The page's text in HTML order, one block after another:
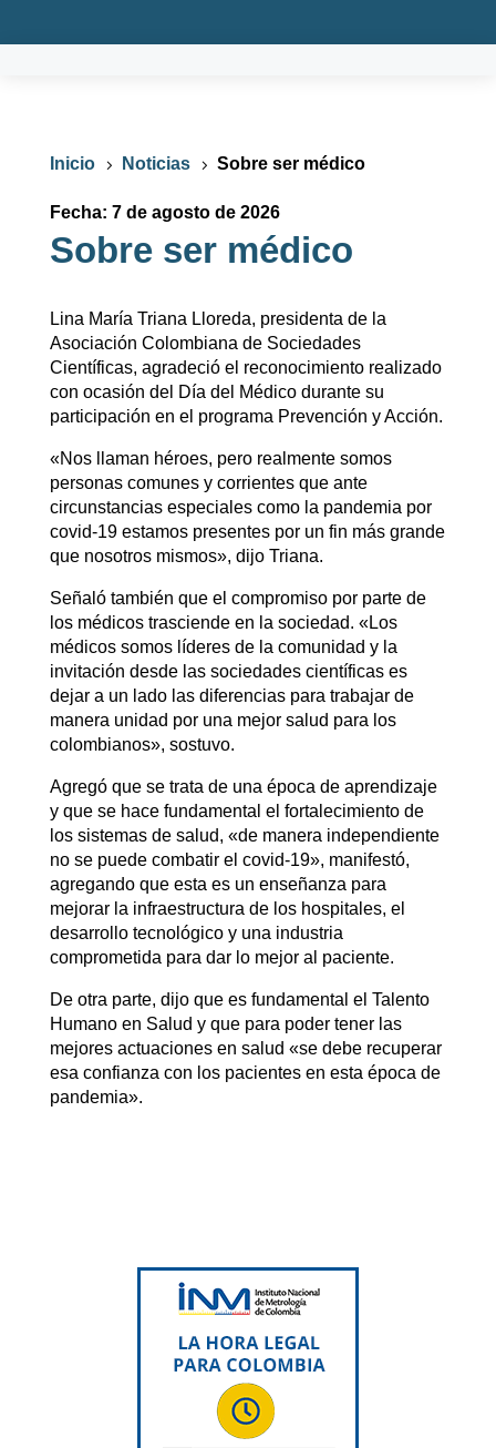
Inicio 5 Noticias 5 Sobre ser médico
Fecha: 7 de agosto de 2026
Sobre ser médico
Lina María Triana Lloreda, presidenta de la
Asociación Colombiana de Sociedades
Científicas, agradeció el reconocimiento realizado
con ocasión del Día del Médico durante su
participación en el programa Prevención y Acción.
«Nos llaman héroes, pero realmente somos
personas comunes y corrientes que ante
circunstancias especiales como la pandemia por
covid-19 estamos presentes por un fin más grande
que nosotros mismos», dijo Triana.
Señaló también que el compromiso por parte de
los médicos trasciende en la sociedad. «Los
médicos somos líderes de la comunidad y la
invitación desde las sociedades científicas es
dejar a un lado las diferencias para trabajar de
manera unidad por una mejor salud para los
colombianos», sostuvo.
Agregó que se trata de una época de aprendizaje
y que se hace fundamental el fortalecimiento de
los sistemas de salud, «de manera independiente
no se puede combatir el covid-19», manifestó,
agregando que esta es un enseñanza para
mejorar la infraestructura de los hospitales, el
desarrollo tecnológico y una industria
comprometida para dar lo mejor al paciente.
De otra parte, dijo que es fundamental el Talento
Humano en Salud y que para poder tener las
mejores actuaciones en salud «se debe recuperar
esa confianza con los pacientes en esta época de
pandemia».